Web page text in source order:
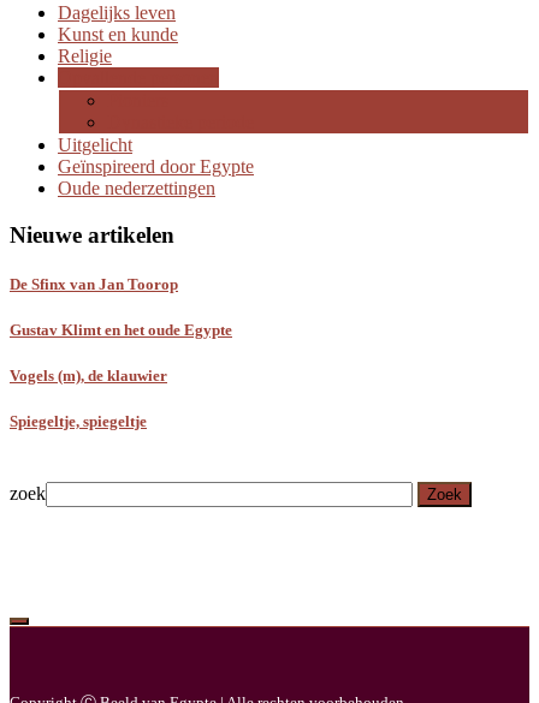
Dagelijks leven
Kunst en kunde
Religie
Uitgelicht
Geïnspireerd door Egypte
Oude nederzettingen
Nieuwe artikelen
De Sfinx van Jan Toorop
Gustav Klimt en het oude Egypte
Vogels (m), de klauwier
Spiegeltje, spiegeltje
zoek Zoek